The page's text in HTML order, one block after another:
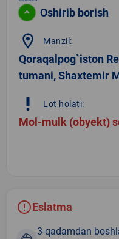
Oshirib borish
location_on Manzil:
Qoraqalpog`iston
tumani, Shaxtemir
priority_high Lot holati:
Mol-mulk (obyekt)
Eslatma
3-qadamdan